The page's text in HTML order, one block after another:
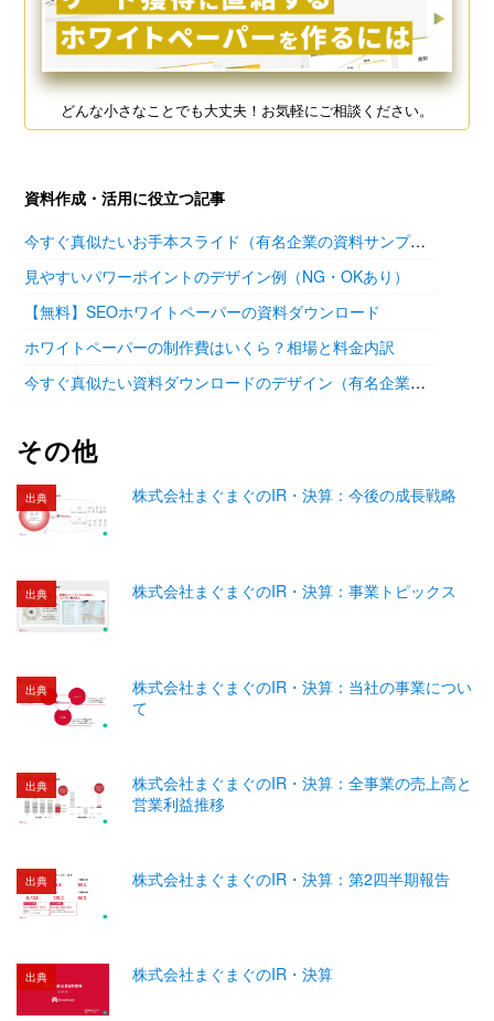
どんな小さなことでも大丈夫！お気軽にご相談ください。
資料作成・活用に役立つ記事
今すぐ真似たいお手本スライド（有名企業の資料サンプル11選）
見やすいパワーポイントのデザイン例（NG・OKあり）
【無料】SEOホワイトペーパーの資料ダウンロード
ホワイトペーパーの制作費はいくら？相場と料金内訳
今すぐ真似たい資料ダウンロードのデザイン（有名企業の参考あり）
その他
出典 株式会社まぐまぐのIR・決算：今後の成長戦略
出典 株式会社まぐまぐのIR・決算：事業トピックス
出典
株式会社まぐまぐのIR・決算：当社の事業につい
て
出典
株式会社まぐまぐのIR・決算：全事業の売上高と
営業利益推移
出典 株式会社まぐまぐのIR・決算：第2四半期報告
出典 株式会社まぐまぐのIR・決算